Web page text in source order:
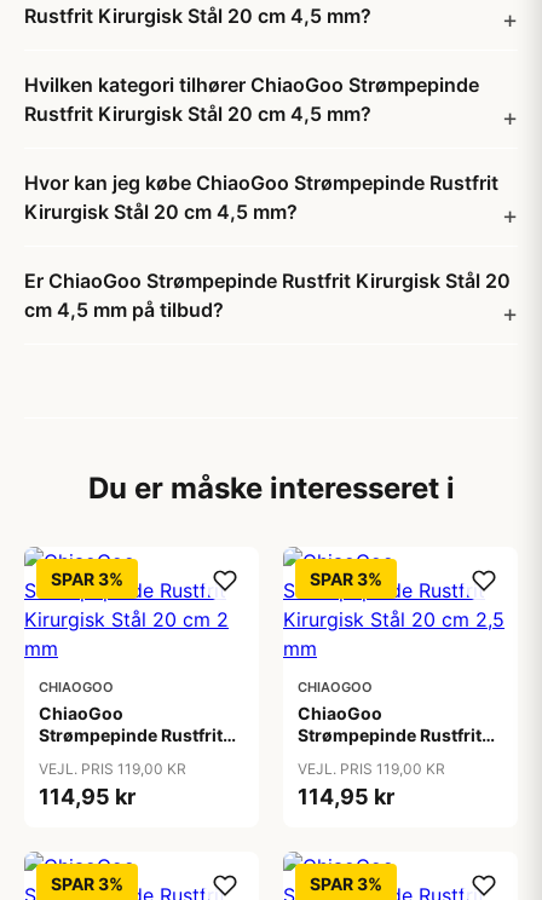
Rustfrit Kirurgisk Stål 20 cm 4,5 mm?
Hvilken kategori tilhører ChiaoGoo Strømpepinde
Rustfrit Kirurgisk Stål 20 cm 4,5 mm?
Hvor kan jeg købe ChiaoGoo Strømpepinde Rustfrit
Kirurgisk Stål 20 cm 4,5 mm?
Er ChiaoGoo Strømpepinde Rustfrit Kirurgisk Stål 20
cm 4,5 mm på tilbud?
Du er måske interesseret i
SPAR 3%
CHIAOGOO
ChiaoGoo
Strømpepinde Rustfrit
mm
VEJL. PRIS 119,00 KR
114,95 kr
SPAR 3%
CHIAOGOO
ChiaoGoo
Strømpepinde Rustfrit
mm
VEJL. PRIS 119,00 KR
114,95 kr
SPAR 3% SPAR 3%